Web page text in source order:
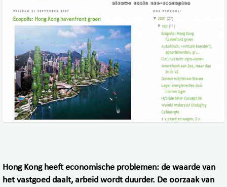
Hong Kong heeft economische problemen: de waarde van
het vastgoed daalt, arbeid wordt duurder. De oorzaak van